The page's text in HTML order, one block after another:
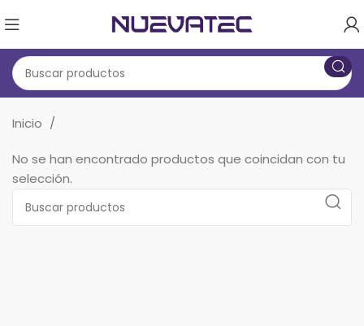
Inicio
No se han encontrado productos que coincidan con tu
selección.